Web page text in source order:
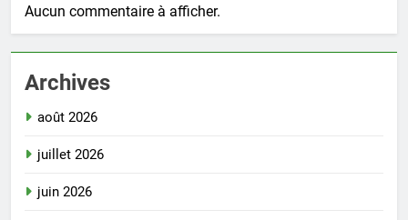
Aucun commentaire à afficher.
Archives
août 2026
juillet 2026
juin 2026